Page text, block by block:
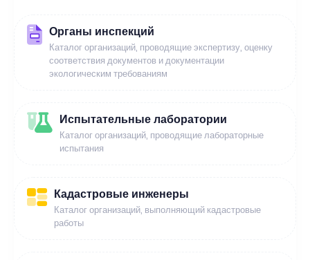
Органы инспекций
Каталог организаций, проводящие экспертизу, оценку
соответствия документов и документации
экологическим требованиям
Испытательные лаборатории
Каталог организаций, проводящие лабораторные
испытания
Кадастровые инженеры
Каталог организаций, выполняющий кадастровые
работы